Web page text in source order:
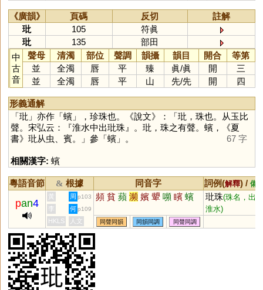
《廣韻》 頁碼 反切
註解
玭
105
符眞
玭
135
部田
中
古
音
聲母 清濁 部位 聲調 韻攝 韻目 開合
等第
並
全濁 唇 平 臻 眞/眞 開
三
並
全濁 唇 平 山 先/先 開 四
形義通解
「玭」亦作「蠙」，珍珠也。《說文》：「玭，珠也。从玉比
聲。宋弘云：『淮水中出玭珠』。玭，珠之有聲。蠙，《夏
書》玭从虫、賓。」參「蠙」。 67 字
相關漢字: 蠙
粵語音節 & 根據 同音字 詞例(解釋) / 備
pan4
黃 周 p103 頻 貧 蘋 瀕 嬪 顰 嚬 矉 蠙 玭珠(珠名，出自
淮水)
李 何 p109
HKLS 人文 同聲同韻 同韻同調 同聲同調